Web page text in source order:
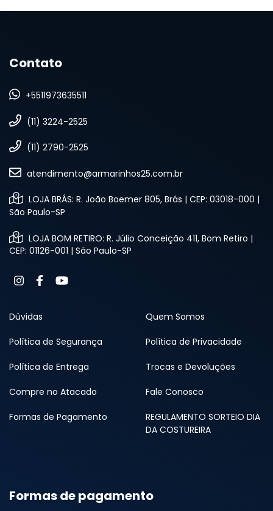
Contato
+5511973635511
(11) 3224-2525
(11) 2790-2525
atendimento@armarinhos25.com.br
LOJA BRÁS: R. João Boemer 805, Brás | CEP: 03018-000 |
São Paulo-SP
LOJA BOM RETIRO: R. Júlio Conceição 411, Bom Retiro |
CEP: 01126-001 | São Paulo-SP
Dúvidas Quem Somos
Política de Segurança Política de Privacidade
Política de Entrega Trocas e Devoluções
Compre no Atacado Fale Conosco
Formas de Pagamento
REGULAMENTO SORTEIO DIA
DA COSTUREIRA
Formas de pagamento